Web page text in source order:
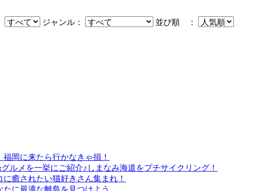
ジャンル：
並び順 ：
岡に来たら行かなきゃ損！
ルメを一挙にご紹介♪しまなみ海道をプチサイクリング！
癒されたい猫好きさん集まれ！
に最適な離島を見つけよう